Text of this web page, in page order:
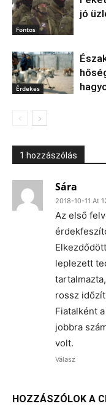
Fontos
jó
Érdekes
1 hozzászólás
Sára
2018-10-11 At
Az első
leplezett
rossz
Fiatalként
jobbra
volt.
Válasz
HOZZÁSZÓLOK A